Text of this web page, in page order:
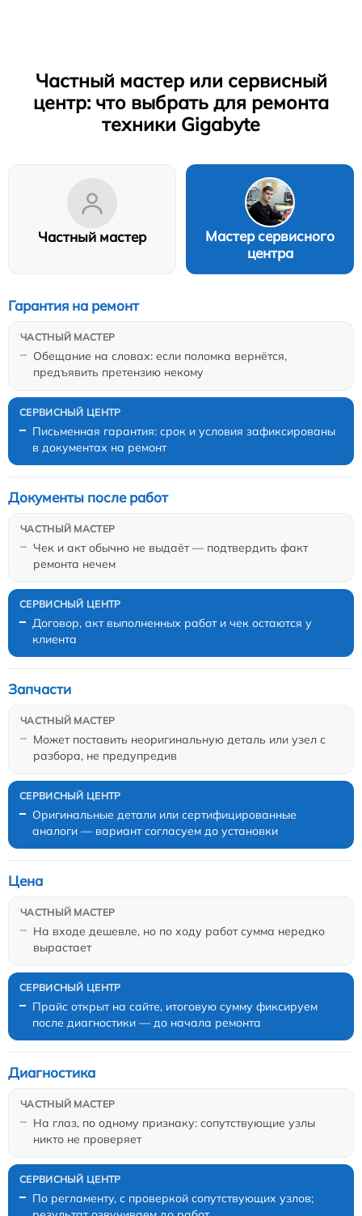
Частный мастер или сервисный
центр: что выбрать для ремонта
техники Gigabyte
Частный мастер
Мастер сервисного
центра
Обещание на словах: если поломка вернётся,
предъявить претензию некому
Гарантия на ремонт
Письменная гарантия: срок и условия зафиксированы
в документах на ремонт
Чек и акт обычно не выдаёт — подтвердить факт
ремонта нечем
Документы после работ
Договор, акт выполненных работ и чек остаются у
клиента
Может поставить неоригинальную деталь или узел с
разбора, не предупредив
Запчасти
Оригинальные детали или сертифицированные
аналоги — вариант согласуем до установки
На входе дешевле, но по ходу работ сумма нередко
вырастает
Цена
Прайс открыт на сайте, итоговую сумму фиксируем
после диагностики — до начала ремонта
На глаз, по одному признаку: сопутствующие узлы
никто не проверяет
Диагностика
По регламенту, с проверкой сопутствующих узлов;